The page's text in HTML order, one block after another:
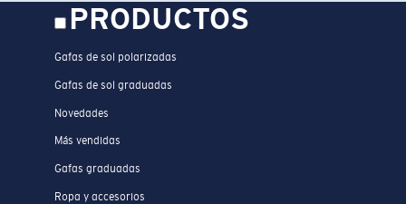
PRODUCTOS
Gafas de sol polarizadas
Gafas de sol graduadas
Novedades
Más vendidas
Gafas graduadas
Ropa y accesorios